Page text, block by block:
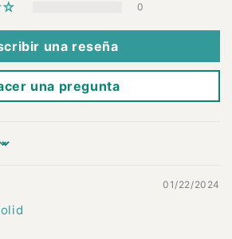
0
una reseña
una pregunta
01/22/2024